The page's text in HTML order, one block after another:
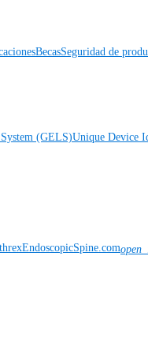
BecasSeguridad de
(GELS)Unique Device